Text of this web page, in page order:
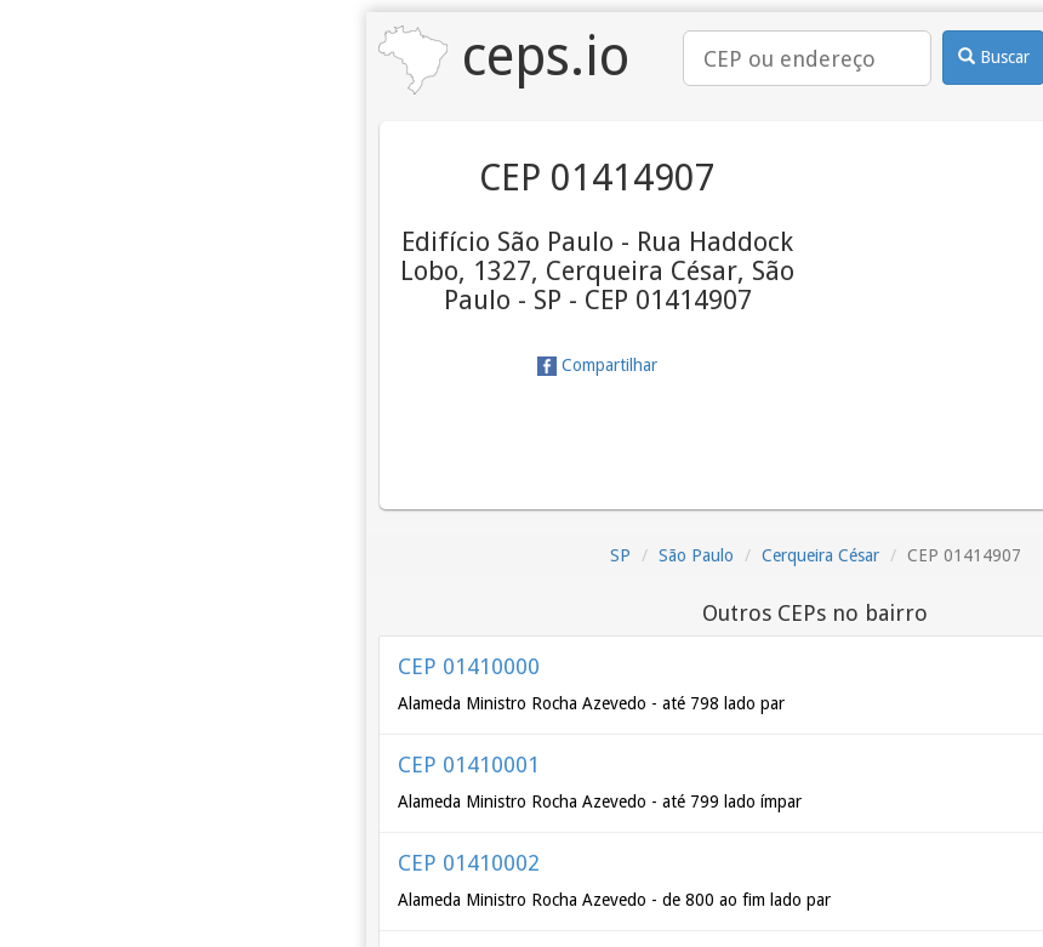
ceps.io Buscar
CEP 01414907
Edifício São Paulo - Rua Haddock
Lobo, 1327, Cerqueira César, São
Paulo - SP - CEP 01414907
Compartilhar
SP São Paulo Cerqueira César CEP 01414907
Outros CEPs no bairro
CEP 01410000
Alameda Ministro Rocha Azevedo - até 798 lado par
CEP 01410001
Alameda Ministro Rocha Azevedo - até 799 lado ímpar
CEP 01410002
Alameda Ministro Rocha Azevedo - de 800 ao fim lado par